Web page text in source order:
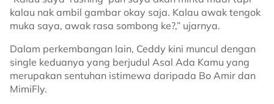
kalau nak ambil gambar okay saja. Kalau awak tengok
muka saya, awak rasa sombong ke?,” ujarnya.
Dalam perkembangan lain, Ceddy kini muncul dengan
single keduanya yang berjudul Asal Ada Kamu yang
merupakan sentuhan istimewa daripada Bo Amir dan
MimiFly.